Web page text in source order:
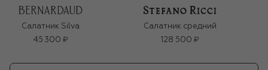
Салатник Silva
45 300 ₽
Салатник средний
128 500 ₽